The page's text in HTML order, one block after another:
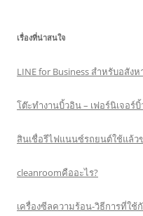
เรื่องที่น่าสนใจ
LINE for Business สำหรับอสัง
โต๊ะทำงานบิ้วอิน – เฟอร์นิเจอร์
สินเชื่อรีไฟแนนซ์รถยนต์ใช้แล้ว
cleanroomคืออะไร?
เครื่องซีลความร้อน-วิธีการที่ใช้